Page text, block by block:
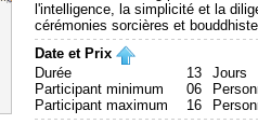
l'intelligence, la simplicité et la
cérémonies sorcières et
Date et Prix
Durée
13
Jours
Participant minimum
06
Participant maximum
16